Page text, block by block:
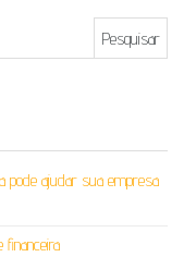
pode ajudar sua empresa